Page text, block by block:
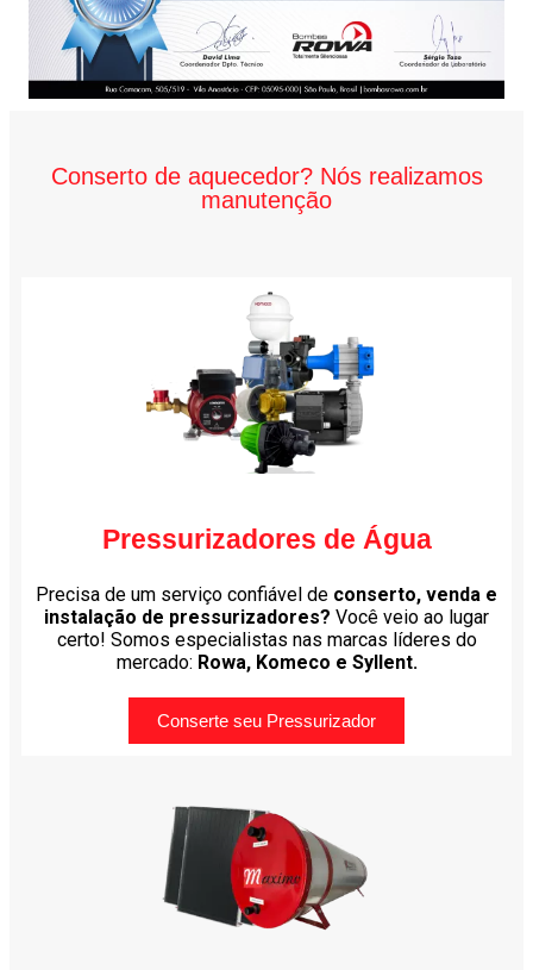
Conserto de aquecedor? Nós realizamos
manutenção
Pressurizadores de Água
Precisa de um serviço confiável de conserto, venda e
instalação de pressurizadores? Você veio ao lugar
certo! Somos especialistas nas marcas líderes do
mercado: Rowa, Komeco e Syllent.
Conserte seu Pressurizador